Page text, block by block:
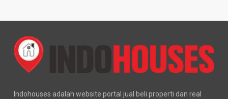
Indohouses adalah website portal jual beli properti dan real